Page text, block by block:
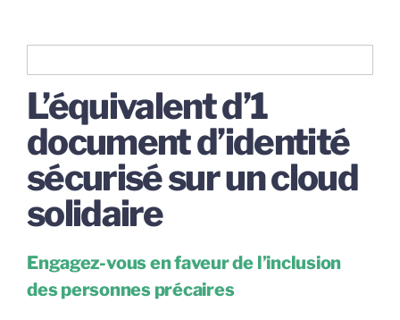
L’équivalent d’1
document d’identité
sécurisé sur un cloud
solidaire
Engagez-vous en faveur de l’inclusion
des personnes précaires